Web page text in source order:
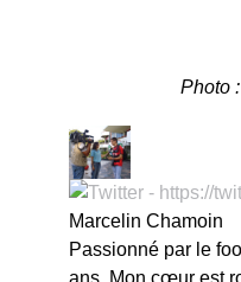
Photo
Marcelin Chamoin
Passionné par le